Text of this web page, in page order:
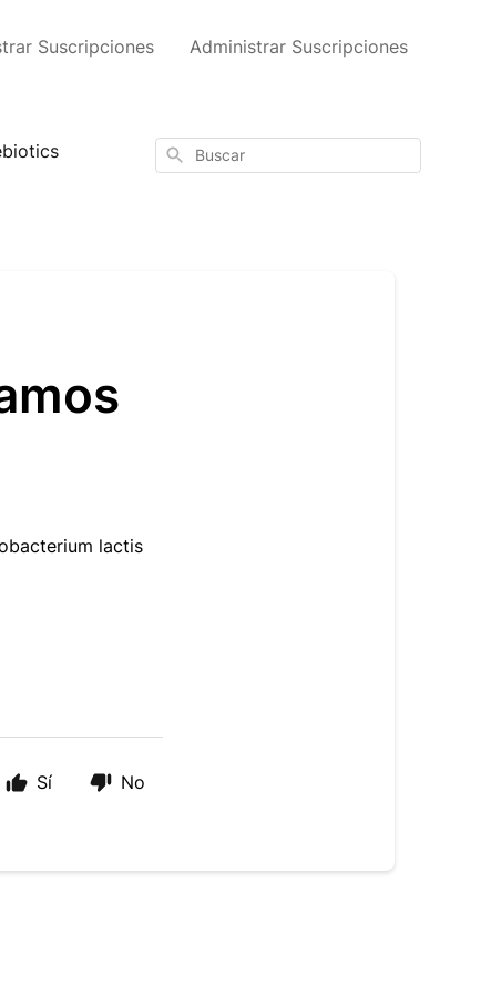
Suscripciones Administrar Suscripciones
Buscar
lactis
Sí No